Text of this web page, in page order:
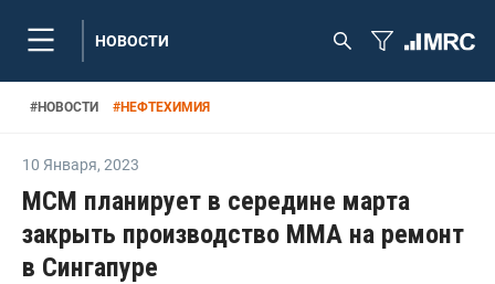
НОВОСТИ
#НОВОСТИ #НЕФТЕХИМИЯ
10 Января, 2023
MCM планирует в середине марта
закрыть производство ММА на ремонт
в Сингапуре